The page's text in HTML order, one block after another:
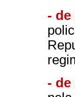
- de
- de